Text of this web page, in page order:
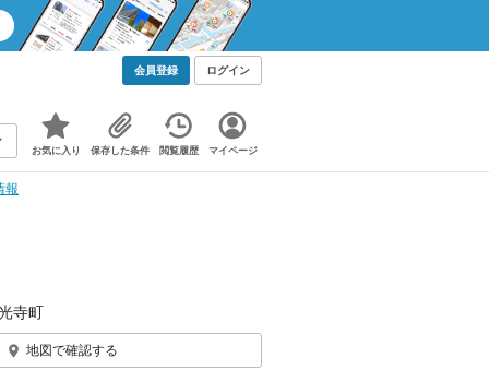
会員登録 ログイン
お気に入り 保存した条件 閲覧履歴 マイページ
報
寺町
地図で確認する